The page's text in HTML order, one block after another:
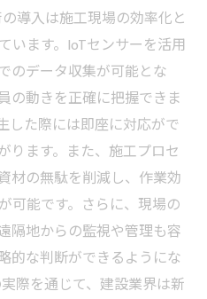
導入は施工現場の効率化と
います。IoTセンサーを活用
のデータ収集が可能とな
の動きを正確に把握できま
した際には即座に対応がで
ります。また、施工プロセ
材の無駄を削減し、作業効
可能です。さらに、現場の
隔地からの監視や管理も容
的な判断ができるようにな
際を通じて、建設業界は新